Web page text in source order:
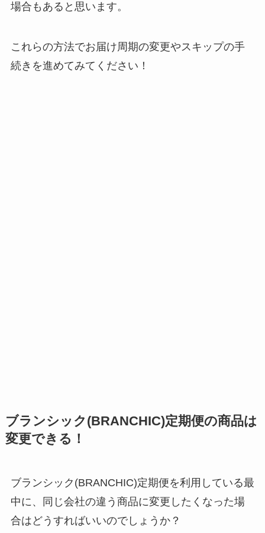
場合もあると思います。
これらの方法でお届け周期の変更やスキップの手
続きを進めてみてください！
ブランシック(BRANCHIC)定期便の商品は
変更できる！
ブランシック(BRANCHIC)定期便を利用している最
中に、同じ会社の違う商品に変更したくなった場
合はどうすればいいのでしょうか？